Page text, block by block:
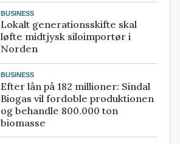
BUSINESS
Lokalt generationsskifte skal
løfte midtjysk siloimportør i
Norden
BUSINESS
Efter lån på 182 millioner: Sindal
Biogas vil fordoble produktionen
og behandle 800.000 ton
biomasse